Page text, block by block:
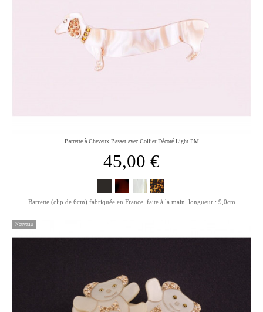
Barrette à Cheveux Basset avec Collier Décoré Light PM
45,00 €
Barrette (clip de 6cm) fabriquée en France, faite à la main, longueur : 9,0cm
Nouveau